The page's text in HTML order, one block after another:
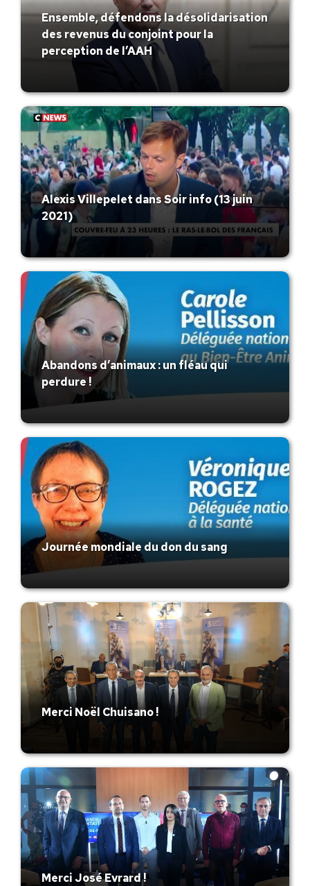
Ensemble, défendons la désolidarisation
des revenus du conjoint pour la
perception de l’AAH
Alexis Villepelet dans Soir info (13 juin
2021)
Abandons d’animaux : un fléau qui
perdure !
Journée mondiale du don du sang
Merci Noël Chuisano !
Merci José Evrard !